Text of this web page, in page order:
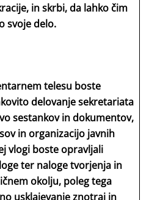
in skrbi, da lahko čim
svoje delo.
telesu boste
delovanje sekretariata
sestankov in dokumentov,
in organizacijo javnih
vlogi boste opravljali
ter naloge tvorjenja in
okolju, poleg tega
usklajevanje znotraj in